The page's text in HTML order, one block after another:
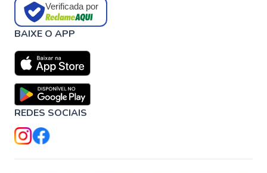
Verificada por
BAIXE O APP
REDES SOCIAIS